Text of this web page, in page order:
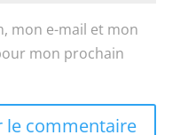
mon e-mail et mon
mon prochain